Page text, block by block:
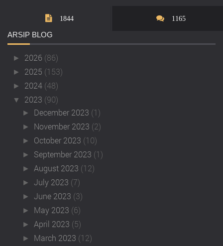
1844 1165
ARSIP BLOG
► 2026 (86)
► 2025 (153)
► 2024 (48)
▼ 2023 (90)
► December 2023 (1)
► November 2023 (2)
► October 2023 (10)
► September 2023 (1)
► August 2023 (12)
►July 2023 (7)
►June 2023 (3)
► May 2023 (6)
► April 2023 (5)
► March 2023 (12)